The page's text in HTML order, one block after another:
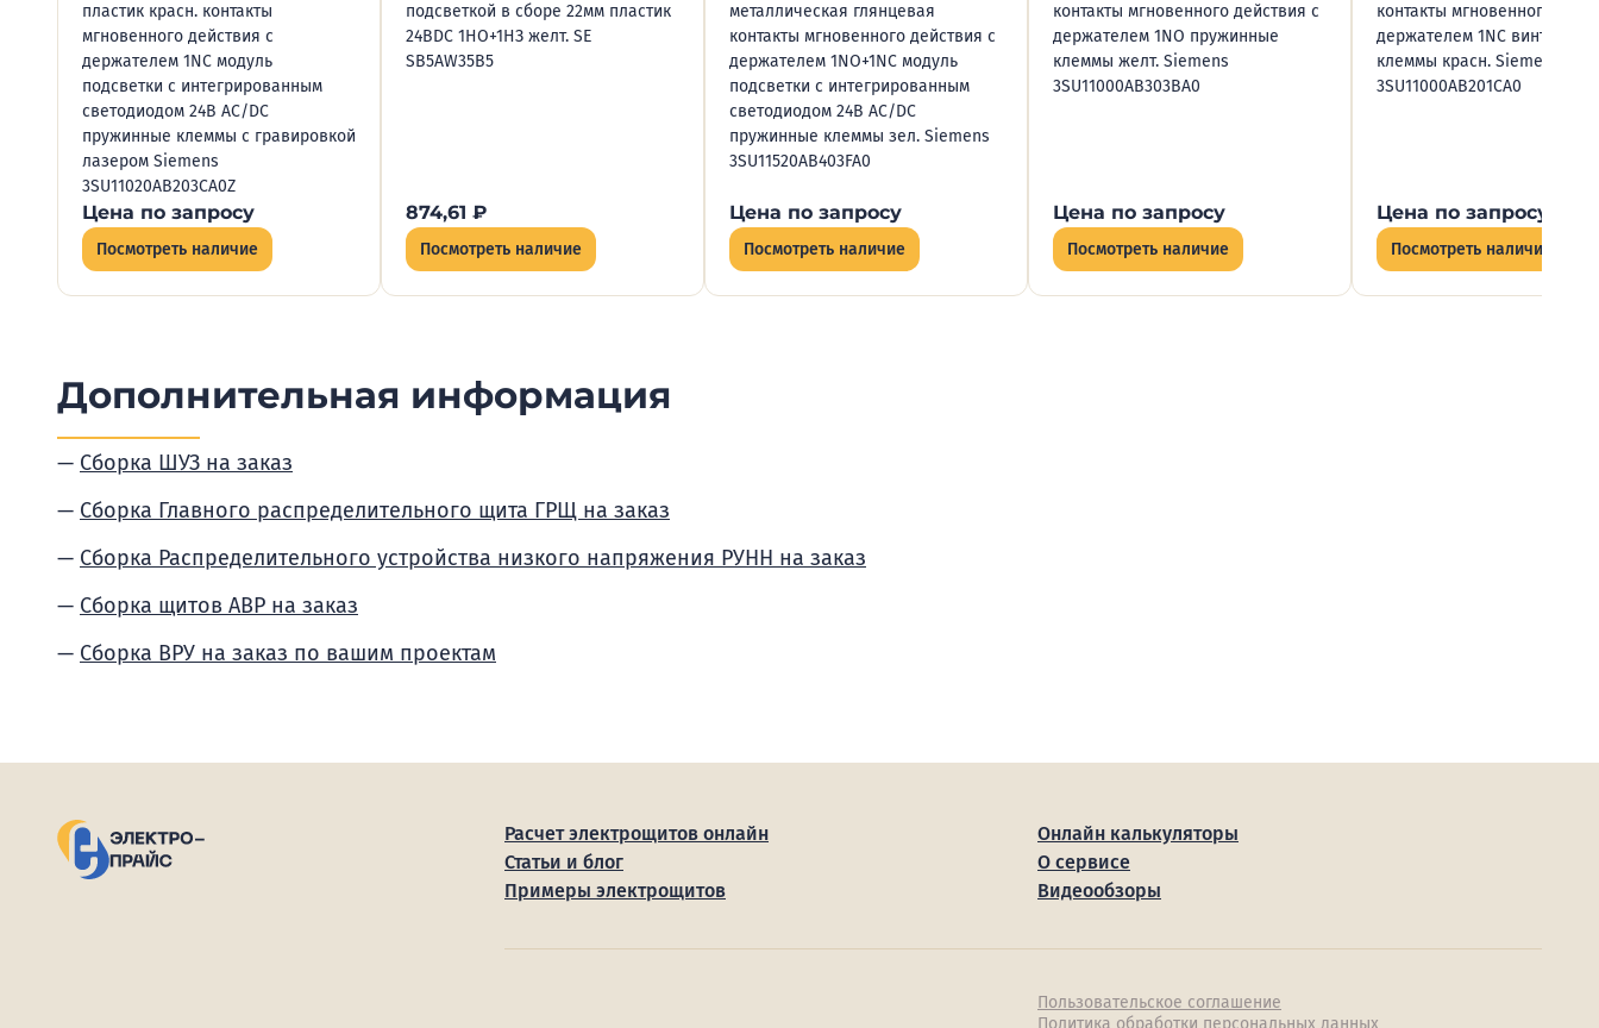
пластик красн. контакты
мгновенного действия с
держателем 1NC модуль
подсветки с интегрированным
светодиодом 24В AC/DC
пружинные клеммы с гравировкой
лазером Siemens
3SU11020AB203CA0Z
Цена по запросу
Посмотреть наличие
подсветкой в сборе 22мм пластик
24ВDC 1НО+1НЗ желт. SE
SB5AW35B5
874,61 ₽
Посмотреть наличие
металлическая глянцевая
контакты мгновенного действия с
держателем 1NO+1NC модуль
подсветки с интегрированным
светодиодом 24В AC/DC
пружинные клеммы зел. Siemens
3SU11520AB403FA0
Цена по запросу
Посмотреть наличие
контакты мгновенного действия с
держателем 1NO пружинные
клеммы желт. Siemens
3SU11000AB303BA0
Цена по запросу
Посмотреть наличие
контакты мгновенного
держателем 1NC винтовые
клеммы красн. Siemens
3SU11000AB201CA0
Цена по запросу
Посмотреть наличие
Дополнительная информация
Сборка ШУЗ на заказ
Сборка Главного распределительного щита ГРЩ на заказ
Сборка Распределительного устройства низкого напряжения РУНН на заказ
Сборка щитов АВР на заказ
Сборка ВРУ на заказ по вашим проектам
Расчет электрощитов онлайн
Онлайн калькуляторы
Статьи и блог
О сервисе
Примеры электрощитов
Видеообзоры
Пользовательское соглашение
Политика обработки персональных данных